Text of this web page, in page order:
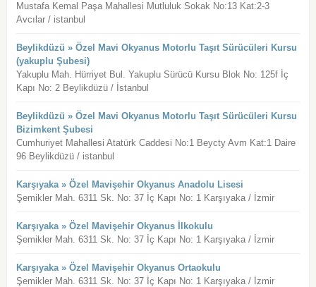
Mustafa Kemal Paşa Mahallesi Mutluluk Sokak No:13 Kat:2-3
Avcılar / istanbul
Beylikdüzü » Özel Mavi Okyanus Motorlu Taşıt Sürücüleri Kursu
(yakuplu Şubesi)
Yakuplu Mah. Hürriyet Bul. Yakuplu Sürücü Kursu Blok No: 125f İç
Kapı No: 2 Beylikdüzü / İstanbul
Beylikdüzü » Özel Mavi Okyanus Motorlu Taşıt Sürücüleri Kursu
Bizimkent Şubesi
Cumhuriyet Mahallesi Atatürk Caddesi No:1 Beycty Avm Kat:1 Daire
96 Beylikdüzü / istanbul
Karşıyaka » Özel Mavişehir Okyanus Anadolu Lisesi
Şemikler Mah. 6311 Sk. No: 37 İç Kapı No: 1 Karşıyaka / İzmir
Karşıyaka » Özel Mavişehir Okyanus İlkokulu
Şemikler Mah. 6311 Sk. No: 37 İç Kapı No: 1 Karşıyaka / İzmir
Karşıyaka » Özel Mavişehir Okyanus Ortaokulu
Şemikler Mah. 6311 Sk. No: 37 İç Kapı No: 1 Karşıyaka / İzmir